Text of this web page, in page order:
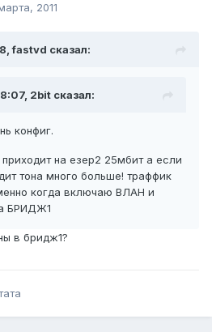
2011
fastvd сказал:
2bit сказал:
конфиг.
приходит на езер2 25мбит а если
тона много больше! траффик
когда включаю ВЛАН и
БРИДЖ1
в бридж1?